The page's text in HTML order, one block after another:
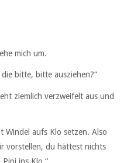
mich um.
bitte, bitte ausziehen?“
ziemlich verzweifelt aus und
Windel aufs Klo setzen. Also
vorstellen, du hättest nichts